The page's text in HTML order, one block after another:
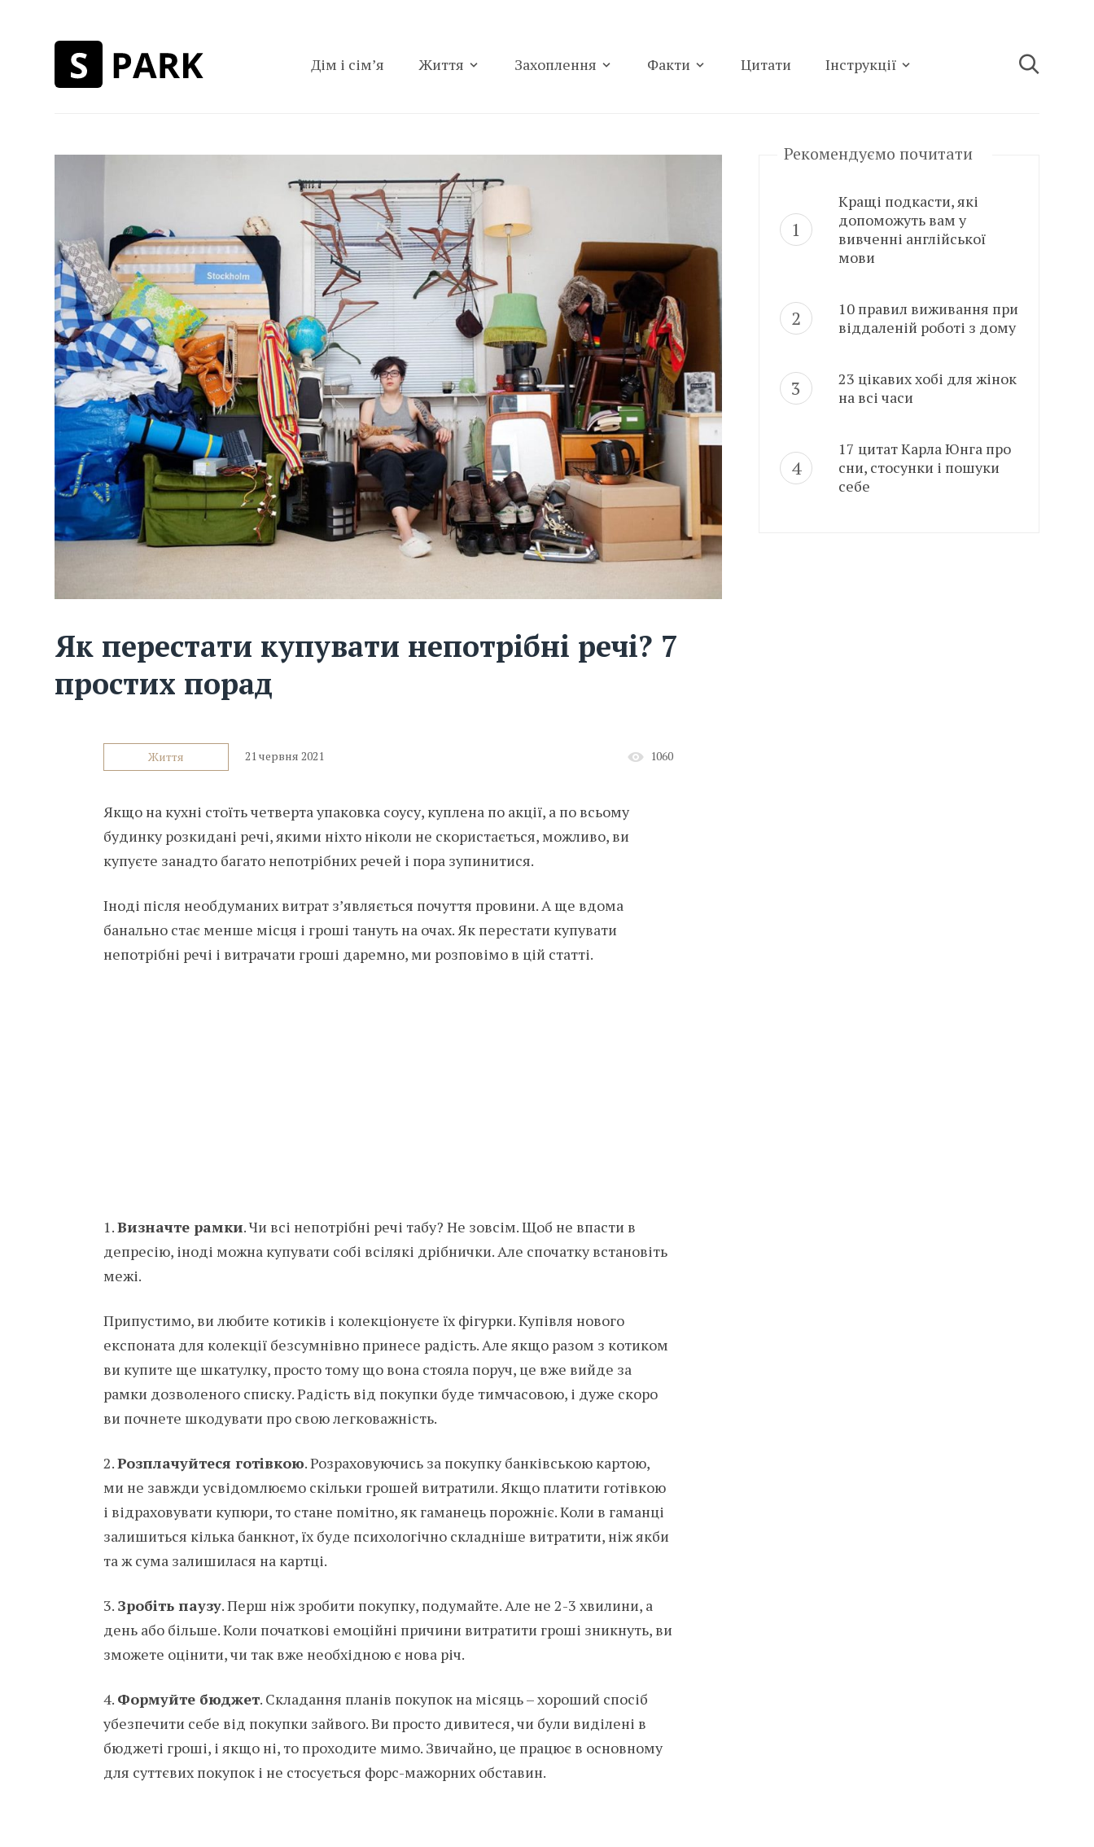
Дім і сім’я Життя Захоплення Факти Цитати Інструкції
Як перестати купувати непотрібні речі? 7
простих порад
Життя 21 червня 2021 1060
Якщо на кухні стоїть четверта упаковка соусу, куплена по акції, а по всьому
будинку розкидані речі, якими ніхто ніколи не скористається, можливо, ви
купуєте занадто багато непотрібних речей і пора зупинитися.
Іноді після необдуманих витрат з’являється почуття провини. А ще вдома
банально стає менше місця і гроші тануть на очах. Як перестати купувати
непотрібні речі і витрачати гроші даремно, ми розповімо в цій статті.
1.Визначте рамки. Чи всі непотрібні речі табу? Не зовсім. Щоб не впасти в
депресію, іноді можна купувати собі всілякі дрібнички. Але спочатку встановіть
межі.
Припустимо, ви любите котиків і колекціонуєте їх фігурки. Купівля нового
експоната для колекції безсумнівно принесе радість. Але якщо разом з котиком
ви купите ще шкатулку, просто тому що вона стояла поруч, це вже вийде за
рамки дозволеного списку. Радість від покупки буде тимчасовою, і дуже скоро
ви почнете шкодувати про свою легковажність.
2.Розплачуйтеся готівкою. Розраховуючись за покупку банківською картою,
ми не завжди усвідомлюємо скільки грошей витратили. Якщо платити готівкою
і відраховувати купюри, то стане помітно, як гаманець порожніє. Коли в гаманці
залишиться кілька банкнот, їх буде психологічно складніше витратити, ніж якби
та ж сума залишилася на картці.
3. Зробіть паузу. Перш ніж зробити покупку, подумайте. Але не 2-3 хвилини, а
день або більше. Коли початкові емоційні причини витратити гроші зникнуть, ви
зможете оцінити, чи так вже необхідною є нова річ.
4. Формуйте бюджет. Складання планів покупок на місяць – хороший спосіб
убезпечити себе від покупки зайвого. Ви просто дивитеся, чи були виділені в
бюджеті гроші, і якщо ні, то проходите мимо. Звичайно, це працює в основному
для суттєвих покупок і не стосується форс-мажорних обставин.
Рекомендуємо почитати
Кращі подкасти, які
допоможуть вам у
вивченні англійської
мови
10 правил виживання при
віддаленій роботі з дому
23 цікавих хобі для жінок
на всі часи
17 цитат Карла Юнга про
сни, стосунки і пошуки
себе